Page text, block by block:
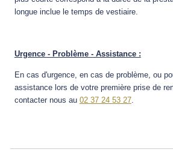
longue inclue le temps de vestiaire.
Urgence - Problème - Assistance :
En cas d'urgence, en cas de problème, ou
assistance lors de votre première prise de
contacter nous au 02 37 24 53 27.